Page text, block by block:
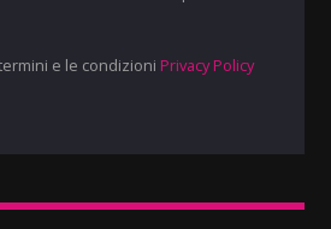
e le condizioni Privacy Policy